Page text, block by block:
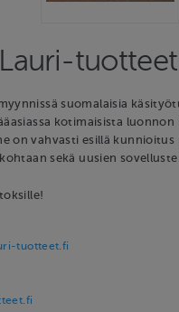
Lauri-
suomalaisia
kotimaisista luonnon
on vahvasti esillä kunnioitus
sekä uusien
tuotteet.fi